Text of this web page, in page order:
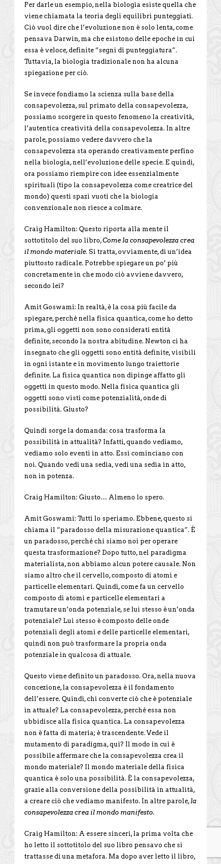
Per darle un esempio, nella biologia esiste quella che
viene chiamata la teoria degli equilibri punteggiati.
Ciò vuol dire che l’evoluzione non è solo lenta, come
pensava Darwin, ma che esistono delle epoche in cui
essa è veloce, definite “segni di punteggiatura”.
Tuttavia, la biologia tradizionale non ha alcuna
spiegazione per ciò.
Se invece fondiamo la scienza sulla base della
consapevolezza, sul primato della consapevolezza,
possiamo scorgere in questo fenomeno la creatività,
l’autentica creatività della consapevolezza. In altre
parole, possiamo vedere davvero che la
consapevolezza sta operando creativamente perfino
nella biologia, nell’evoluzione delle specie. E quindi,
ora possiamo riempire con idee essenzialmente
spirituali (tipo la consapevolezza come creatrice del
mondo) questi spazi vuoti che la biologia
convenzionale non riesce a colmare.
Craig Hamilton: Questo riporta alla mente il
sottotitolo del suo libro,Come la consapevolezza crea
il mondo materiale. Si tratta, ovviamente, di un’idea
piuttosto radicale. Potrebbe spiegare un po’ più
concretamente in che modo ciò avviene davvero,
secondo lei?
Amit Goswami: In realtà, è la cosa più facile da
spiegare, perché nella fisica quantica, come ho detto
prima, gli oggetti non sono considerati entità
definite, secondo la nostra abitudine. Newton ci ha
insegnato che gli oggetti sono entità definite, visibili
in ogni istante e in movimento lungo traiettorie
definite. La fisica quantica non dipinge affatto gli
oggetti in questo modo. Nella fisica quantica gli
oggetti sono visti come potenzialità, onde di
possibilità. Giusto?
Quindi sorge la domanda: cosa trasforma la
possibilità in attualità? Infatti, quando vediamo,
vediamo solo eventi in atto. Essi cominciano con
noi. Quando vedi una sedia, vedi una sedia in atto,
non in potenza.
Craig Hamilton: Giusto… Almeno lo spero.
Amit Goswami: Tutti lo speriamo. Ebbene, questo si
chiama il “paradosso della misurazione quantica”. È
un paradosso, perché chi siamo noi per operare
questa trasformazione? Dopo tutto, nel paradigma
materialista, non abbiamo alcun potere causale. Non
siamo altro che il cervello, composto di atomi e
particelle elementari. Quindi, come fa un cervello
composto di atomi e particelle elementari a
tramutare un’onda potenziale, se lui stesso è un’onda
potenziale? Lui stesso è composto delle onde
potenziali degli atomi e delle particelle elementari,
quindi non può trasformare la propria onda
potenziale in qualcosa di attuale.
Questo viene definito un paradosso. Ora, nella nuova
concezione, la consapevolezza è il fondamento
dell’essere. Quindi, chi converte ciò che è potenziale
in attuale? La consapevolezza, perché essa non
ubbidisce alla fisica quantica. La consapevolezza
non è fatta di materia; è trascendente. Vede il
mutamento di paradigma, qui? Il modo in cui è
possibile affermare che la consapevolezza crea il
mondo materiale? Il mondo materiale della fisica
quantica è solo una possibilità. È la consapevolezza,
grazie alla conversione della possibilità in attualità,
a creare ciò che vediamo manifesto. In altre parole, la
consapevolezza crea il mondo manifesto.
Craig Hamilton: A essere sinceri, la prima volta che
ho letto il sottotitolo del suo libro pensavo che si
trattasse di una metafora. Ma dopo aver letto il libro,